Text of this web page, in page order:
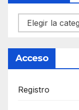
Categorías
Acceso
Registro